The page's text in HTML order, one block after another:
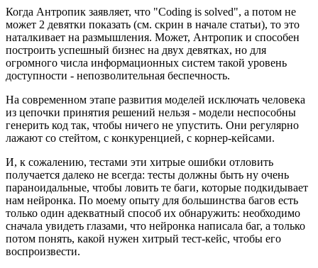
Когда Антропик заявляет, что "Coding is solved", а потом не
может 2 девятки показать (см. скрин в начале статьи), то это
наталкивает на размышления. Может, Антропик и способен
построить успешный бизнес на двух девятках, но для
огромного числа информационных систем такой уровень
доступности - непозволительная беспечность.
На современном этапе развития моделей исключать человека
из цепочки принятия решений нельзя - модели неспособны
генерить код так, чтобы ничего не упустить. Они регулярно
лажают со стейтом, с конкуренцией, с корнер-кейсами.
И, к сожалению, тестами эти хитрые ошибки отловить
получается далеко не всегда: тесты должны быть ну очень
параноидальные, чтобы ловить те баги, которые подкидывает
нам нейронка. По моему опыту для большинства багов есть
только один адекватный способ их обнаружить: необходимо
сначала увидеть глазами, что нейронка написала баг, а только
потом понять, какой нужен хитрый тест-кейс, чтобы его
воспроизвести.